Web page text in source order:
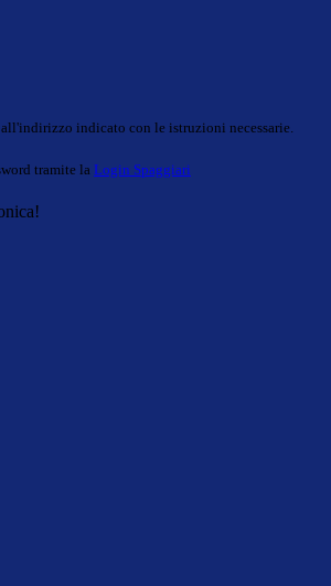
indicato con le istruzioni necessarie.
tramite la Login Spaggiari